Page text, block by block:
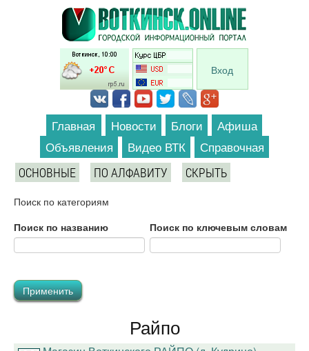
Перейти к основному содержанию
Вход
Главная Новости Блоги
Афиша
Объявления
Видео ВТК Справочная
ОСНОВНЫЕ ПО АЛФАВИТУ СКРЫТЬ
Поиск по категориям
Поиск по названию
Поиск по ключевым словам
Райпо